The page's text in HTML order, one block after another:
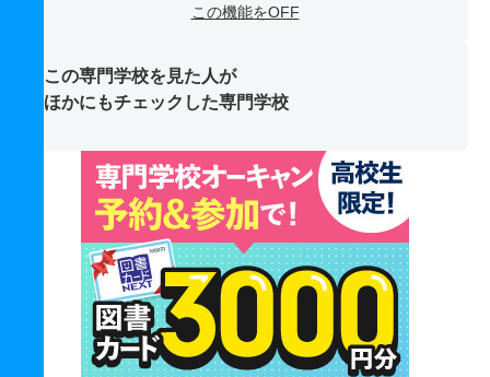
この機能をOFF
この専門学校を見た人が
ほかにもチェックした専門学校